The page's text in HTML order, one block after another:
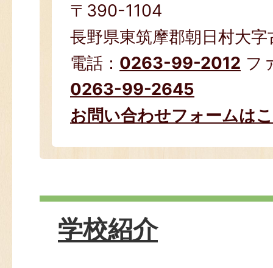
〒390-1104
長野県東筑摩郡朝日村大
電話： 0263-99-2012 フ
0263-99-2645
お問い合わせフォームは
学校紹介